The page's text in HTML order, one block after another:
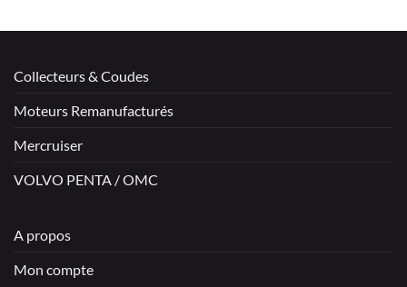
Collecteurs & Coudes
Moteurs Remanufacturés
Mercruiser
VOLVO PENTA / OMC
A propos
Mon compte